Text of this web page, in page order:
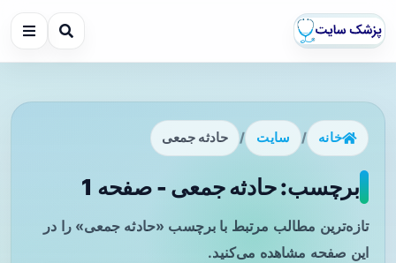
خانه / سایت / حادثه جمعی
برچسب: حادثه جمعی - صفحه 1
تازه‌ترین مطالب مرتبط با برچسب «حادثه جمعی» را در
این صفحه مشاهده می‌کنید.